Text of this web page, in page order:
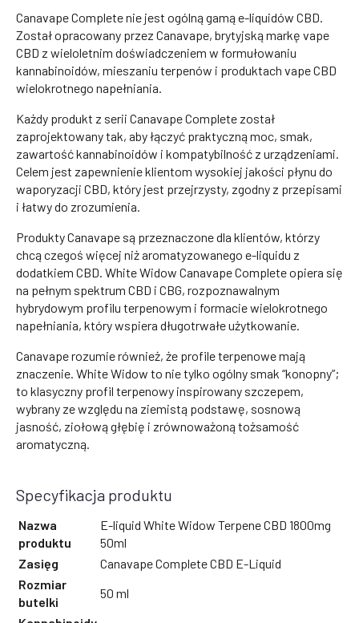
Canavape Complete nie jest ogólną gamą e-liquidów CBD.
Został opracowany przez Canavape, brytyjską markę vape
CBD z wieloletnim doświadczeniem w formułowaniu
kannabinoidów, mieszaniu terpenów i produktach vape CBD
wielokrotnego napełniania.
Każdy produkt z serii Canavape Complete został
zaprojektowany tak, aby łączyć praktyczną moc, smak,
zawartość kannabinoidów i kompatybilność z urządzeniami.
Celem jest zapewnienie klientom wysokiej jakości płynu do
waporyzacji CBD, który jest przejrzysty, zgodny z przepisami
i łatwy do zrozumienia.
Produkty Canavape są przeznaczone dla klientów, którzy
chcą czegoś więcej niż aromatyzowanego e-liquidu z
dodatkiem CBD. White Widow Canavape Complete opiera się
na pełnym spektrum CBD i CBG, rozpoznawalnym
hybrydowym profilu terpenowym i formacie wielokrotnego
napełniania, który wspiera długotrwałe użytkowanie.
Canavape rozumie również, że profile terpenowe mają
znaczenie. White Widow to nie tylko ogólny smak “konopny”;
to klasyczny profil terpenowy inspirowany szczepem,
wybrany ze względu na ziemistą podstawę, sosnową
jasność, ziołową głębię i zrównoważoną tożsamość
aromatyczną.
Specyfikacja produktu
Nazwa
produktu
E-liquid White Widow Terpene CBD 1800mg
50ml
Zasięg
Canavape Complete CBD E-Liquid
Rozmiar
butelki
50 ml